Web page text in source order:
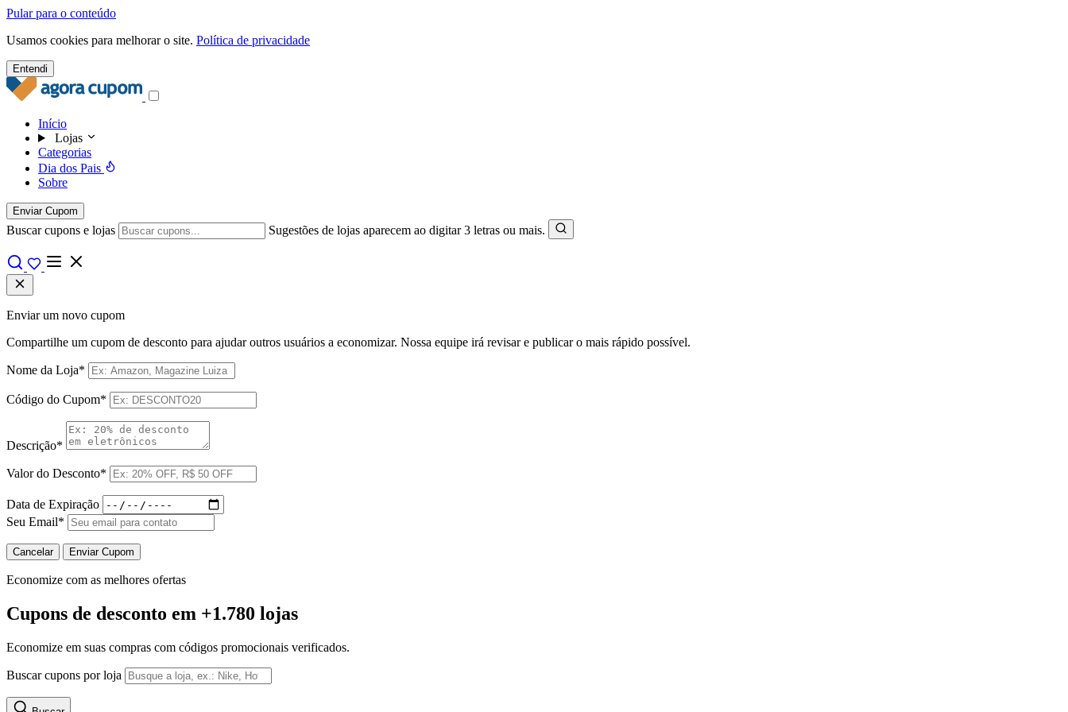
Pular para o conteúdo
Usamos cookies para melhorar o site. Política de privacidade
Entendi
Início
Lojas
Categorias
Dia dos Pais
Sobre
Enviar Cupom
Buscar cupons e lojas Sugestões de lojas aparecem ao digitar 3 letras ou mais.
Enviar um novo cupom
Compartilhe um cupom de desconto para ajudar outros usuários a economizar. Nossa equipe irá revisar e publicar o mais rápido possível.
Nome da Loja*
Código do Cupom*
Descrição*
Valor do Desconto*
Data de Expiração
Seu Email*
Cancelar Enviar Cupom
Economize com as melhores ofertas
Cupons de desconto em +1.780 lojas
Economize em suas compras com códigos promocionais verificados.
Buscar cupons por loja